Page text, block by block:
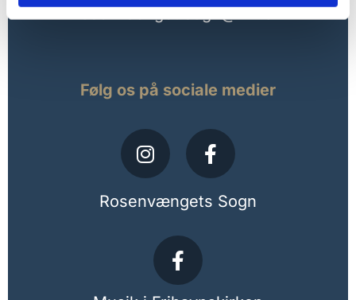
rosenvaenget.sogn@km.dk
Følg os på sociale medier
Rosenvængets Sogn